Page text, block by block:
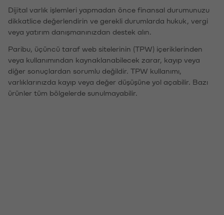
Dijital varlık işlemleri yapmadan önce finansal durumunuzu
dikkatlice değerlendirin ve gerekli durumlarda hukuk, vergi
veya yatırım danışmanınızdan destek alın.
Paribu, üçüncü taraf web sitelerinin (TPW) içeriklerinden
veya kullanımından kaynaklanabilecek zarar, kayıp veya
diğer sonuçlardan sorumlu değildir. TPW kullanımı,
varlıklarınızda kayıp veya değer düşüşüne yol açabilir. Bazı
ürünler tüm bölgelerde sunulmayabilir.